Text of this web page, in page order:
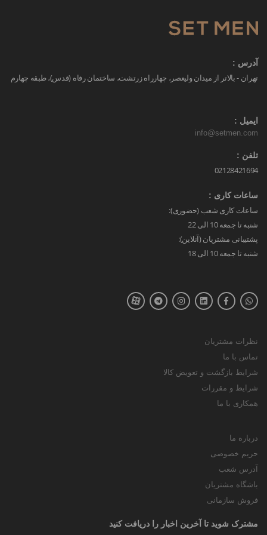
آدرس :
تهران - بالاتر از میدان ولیعصر، چهارراه زرتشت، ساختمان رفاه (قدس)، طبقه چهارم
ایمیل :
info@setmen.com
تلفن :
02128421694
ساعات کاری :
ساعات کاری شعب (حضوری):
شنبه تا جمعه 10 الی 22
پشتیبانی مشتریان (آنلاین):
شنبه تا جمعه 10 الی 18
نظرات مشتریان
تماس با ما
شرایط بازگشت و تعویض کالا
شرایط و مقررات
همکاری با ما
درباره ما
حریم خصوصی
آدرس شعب
باشگاه مشتریان
فروش سازمانی
مشترک شوید تا آخرین اخبار را دریافت کنید